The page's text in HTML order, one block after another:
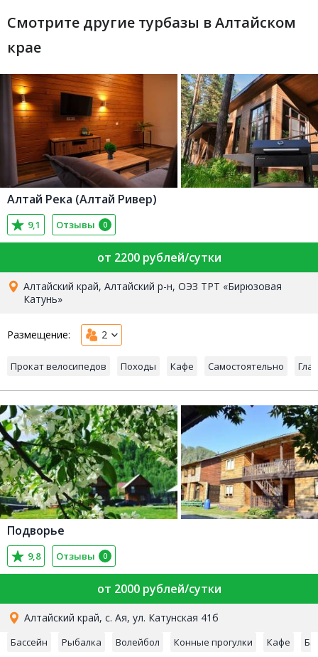
Смотрите другие турбазы в Алтайском
крае
Алтай Река (Алтай Ривер)
9,1 Отзывы 0
от 2200 рублей/сутки
Алтайский край, Алтайский р-н, ОЭЗ ТРТ «Бирюзовая
Катунь»
Размещение: 2
Прокат велосипедов Походы Кафе Самостоятельно
Подворье
9,8 Отзывы 0
от 2000 рублей/сутки
Алтайский край, с. Ая, ул. Катунская 41б
Бассейн Рыбалка Волейбол Конные прогулки Кафе